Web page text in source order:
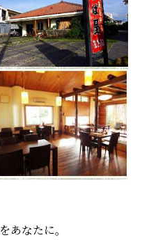
あなたに。